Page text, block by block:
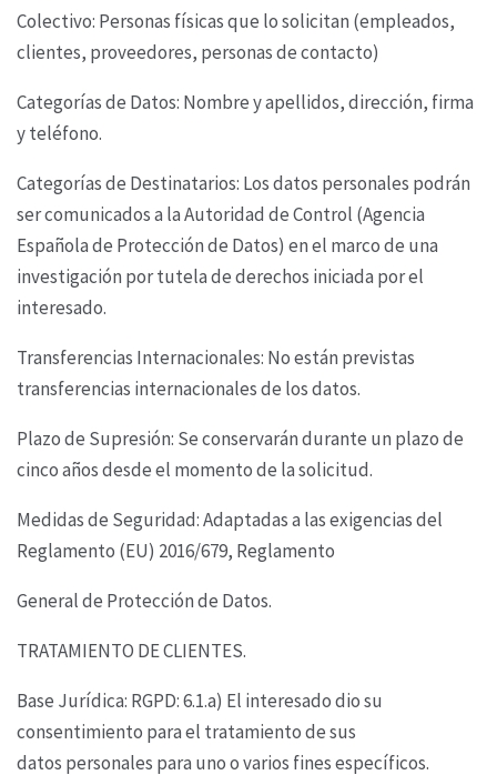
Colectivo: Personas físicas que lo solicitan (empleados,
clientes, proveedores, personas decontacto)
Categorías de Datos: Nombre y apellidos, dirección, firma
y teléfono.
Categorías de Destinatarios: Los datos personales podrán
ser comunicados a la Autoridad deControl (Agencia
Española de Protección de Datos) en el marco de una
investigación por tutela dederechos iniciada por el
interesado.
Transferencias Internacionales: No están previstas
transferencias internacionales de los datos.
Plazo de Supresión: Se conservarán durante un plazo de
cinco años desde el momento de lasolicitud.
Medidas de Seguridad: Adaptadas a las exigencias del
Reglamento (EU) 2016/679, Reglamento
General de Protección de Datos.
TRATAMIENTO DE CLIENTES.
Base Jurídica: RGPD: 6.1.a) El interesado dio su
consentimiento para el tratamiento de sus
datos personales para uno o varios fines específicos.